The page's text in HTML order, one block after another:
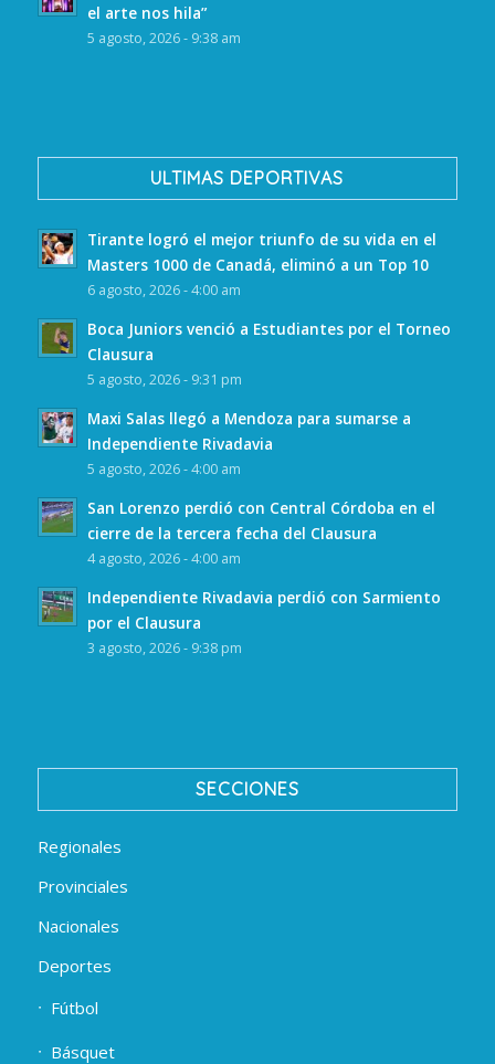
el arte nos hila”
5 agosto, 2026 - 9:38 am
ULTIMAS DEPORTIVAS
Tirante logró el mejor triunfo de su vida en el
Masters 1000 de Canadá, eliminó a un Top 10
6 agosto, 2026 - 4:00 am
Boca Juniors venció a Estudiantes por el Torneo
Clausura
5 agosto, 2026 - 9:31 pm
Maxi Salas llegó a Mendoza para sumarse a
Independiente Rivadavia
5 agosto, 2026 - 4:00 am
San Lorenzo perdió con Central Córdoba en el
cierre de la tercera fecha del Clausura
4 agosto, 2026 - 4:00 am
Independiente Rivadavia perdió con Sarmiento
por el Clausura
3 agosto, 2026 - 9:38 pm
SECCIONES
Regionales
Provinciales
Nacionales
Deportes
Fútbol
Básquet